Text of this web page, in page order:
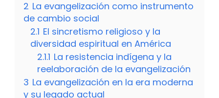
2 La evangelización como instrumento
de cambio social
2.1 El sincretismo religioso y la
diversidad espiritual en América
2.1.1 La resistencia indígena y la
reelaboración de la evangelización
3 La evangelización en la era moderna
y su legado actual